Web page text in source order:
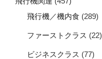
飛行機／機内食 (289)
ファーストクラス (22)
ビジネスクラス (77)